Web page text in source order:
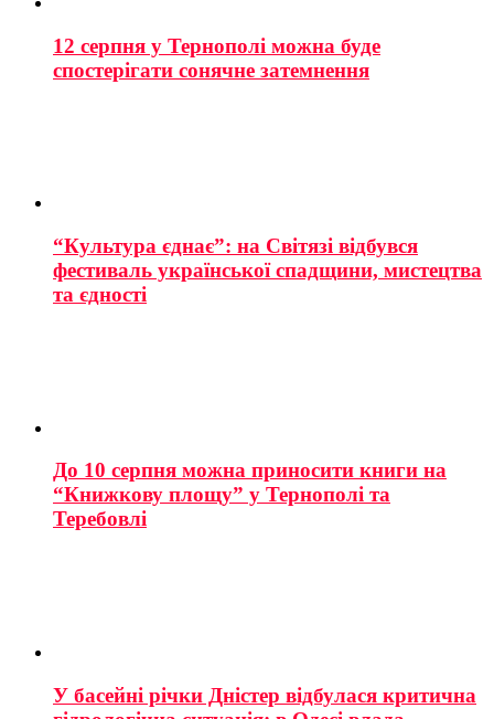
12 серпня у Тернополі можна буде
спостерігати сонячне затемнення
“Культура єднає”: на Світязі відбувся
фестиваль української спадщини, мистецтва
та єдності
До 10 серпня можна приносити книги на
“Книжкову площу” у Тернополі та
Теребовлі
У басейні річки Дністер відбулася критична